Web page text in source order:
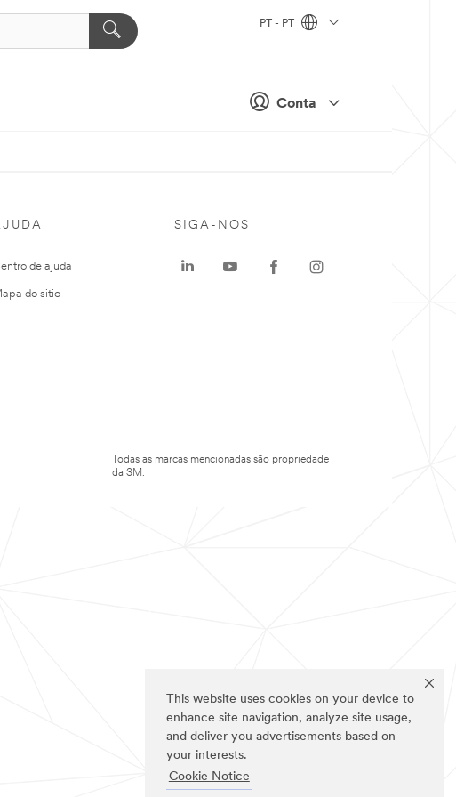
This website uses cookies on your device to
enhance site navigation, analyze site usage,
and deliver you advertisements based on
your interests.
Cookie Notice
Conta
PT - PT
de ajuda
do sitio
SIGA-NOS
Todas as marcas mencionadas são propriedade
da 3M.